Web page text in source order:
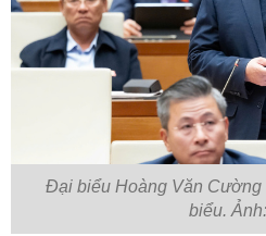
Đại biểu Hoàng Văn Cường
biểu.